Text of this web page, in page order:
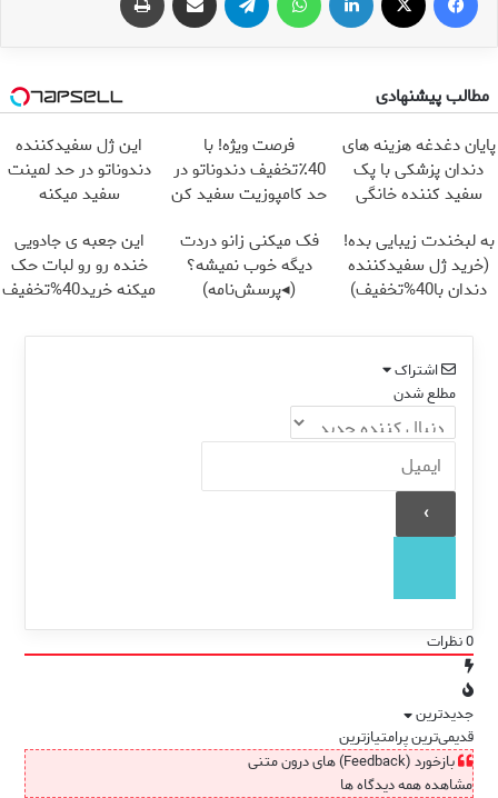
مطالب پیشنهادی
پایان دغدغه هزینه های
دندان پزشکی با پک
سفید کننده خانگی
فرصت ویژه! با
40٪تخفیف دندوناتو در
حد کامپوزیت سفید کن
این ژل سفیدکننده
دندوناتو در حد لمینت
سفید میکنه
به لبخندت زیبایی بده!
(خرید ژل سفیدکننده
دندان با40%تخفیف)
فک میکنی زانو دردت
دیگه خوب نمیشه؟
(◂پرسش‌نامه)
این جعبه ی جادویی
خنده رو رو لبات حک
میکنه خرید40%تخفیف
اشتراک
مطلع شدن
0نظرات
جدیدترین
قدیمی‌ترینپرامتیازترین
بازخورد (Feedback) های درون متنی
مشاهده همه دیدگاه ها